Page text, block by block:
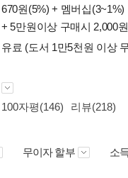
670원(5%) + 멤버십(3~1%)
+ 5만원이상 구매시 2,000원
유료 (도서 1만5천원 이상
100자평(146) 리뷰(218)
무이자 할부 소